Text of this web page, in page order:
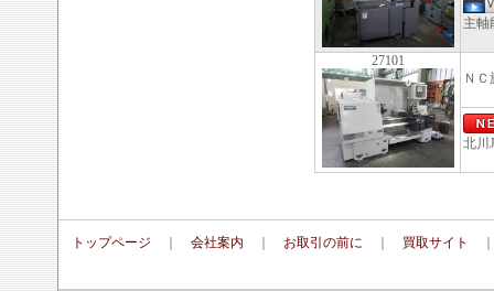
主
27101
Ｎ
北
トップページ 会社案内 お取引の前に 買取サイト